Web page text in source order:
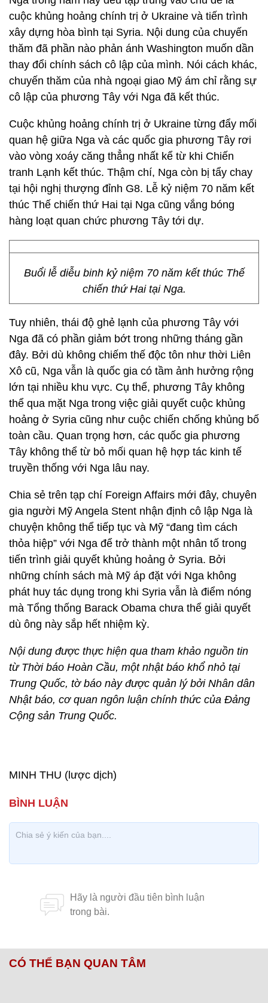
cuộc khủng hoảng chính trị ở Ukraine và tiến trình
xây dựng hòa bình tại Syria. Nội dung của chuyến
thăm đã phần nào phản ánh Washington muốn dần
thay đổi chính sách cô lập của mình. Nói cách khác,
chuyến thăm của nhà ngoại giao Mỹ ám chỉ rằng sự
cô lập của phương Tây với Nga đã kết thúc.
Cuộc khủng hoảng chính trị ở Ukraine từng đẩy mối
quan hệ giữa Nga và các quốc gia phương Tây rơi
vào vòng xoáy căng thẳng nhất kể từ khi Chiến
tranh Lạnh kết thúc. Thậm chí, Nga còn bị tẩy chay
tại hội nghị thượng đỉnh G8. Lễ kỷ niệm 70 năm kết
thúc Thế chiến thứ Hai tại Nga cũng vắng bóng
hàng loạt quan chức phương Tây tới dự.
Buổi lễ diễu binh kỷ niệm 70 năm kết thúc Thế
chiến thứ Hai tại Nga.
Tuy nhiên, thái độ ghẻ lạnh của phương Tây với
Nga đã có phần giảm bớt trong những tháng gần
đây. Bởi dù không chiếm thế độc tôn như thời Liên
Xô cũ, Nga vẫn là quốc gia có tầm ảnh hưởng rộng
lớn tại nhiều khu vực. Cụ thể, phương Tây không
thể qua mặt Nga trong việc giải quyết cuộc khủng
hoảng ở Syria cũng như cuộc chiến chống khủng bố
toàn cầu. Quan trọng hơn, các quốc gia phương
Tây không thể từ bỏ mối quan hệ hợp tác kinh tế
truyền thống với Nga lâu nay.
Chia sẻ trên tạp chí Foreign Affairs mới đây, chuyên
gia người Mỹ Angela Stent nhận định cô lập Nga là
chuyện không thể tiếp tục và Mỹ “đang tìm cách
thỏa hiệp” với Nga để trở thành một nhân tố trong
tiến trình giải quyết khủng hoảng ở Syria. Bởi
những chính sách mà Mỹ áp đặt với Nga không
phát huy tác dụng trong khi Syria vẫn là điểm nóng
mà Tổng thống Barack Obama chưa thể giải quyết
dù ông này sắp hết nhiệm kỳ.
Nội dung được thực hiện qua tham khảo nguồn tin
từ Thời báo Hoàn Cầu, một nhật báo khổ nhỏ tại
Trung Quốc, tờ báo này được quản lý bởi Nhân dân
Nhật báo, cơ quan ngôn luận chính thức của Đảng
Cộng sản Trung Quốc.
MINH THU (lược dịch)
CÓ THỂ BẠN QUAN TÂM